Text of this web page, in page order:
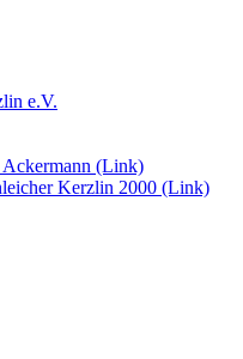
e.V.
Ackermann (Link)
Kerzlin 2000 (Link)